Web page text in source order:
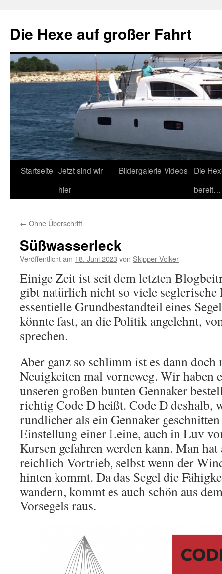
springen
Die Hexe auf großer Fahrt
Startseite Jetzt sind wir
hier
Bildergalerie Videos
Die
bereit…
← Ohne Überschrift
Süßwasserleck
Veröffentlicht am 18. Juni 2023 von Skipper Volker
Einige Zeit ist seit dem letzten
gibt natürlich nicht so viele seglerische
essentielle Grundbestandteil eines
könnte fast, an die Politik angelehnt,
sprechen.
Aber ganz so schlimm ist es dann doch
Neuigkeiten mal vorneweg. Wir haben
unseren großen bunten Gennaker
richtig Code D heißt. Code D deshalb,
rundlicher als ein Gennaker
Einstellung einer Leine, auch in Luv
Kursen gefahren werden kann. Man
reichlich Vortrieb, selbst wenn der
hinten kommt. Da das Segel die
wandern, kommt es auch schön aus
Vorsegels raus.